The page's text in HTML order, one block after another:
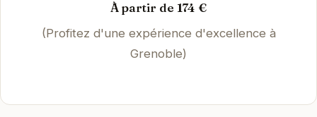
À partir de 174 €
(Profitez d'une expérience d'excellence à
Grenoble)